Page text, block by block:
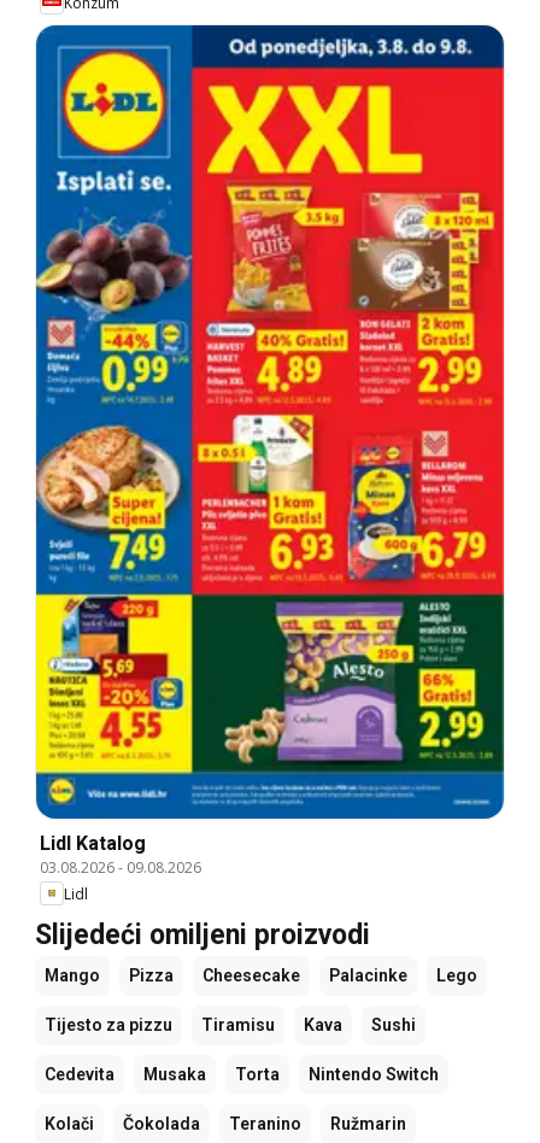
Lidl Katalog
03.08.2026- 09.08.2026
Lidl
Slijedeći omiljeni proizvodi
Mango Pizza Cheesecake Palacinke Lego
Tijesto za pizzu Tiramisu Kava Sushi
Cedevita Musaka Torta Nintendo Switch
Kolači Čokolada Teranino Ružmarin